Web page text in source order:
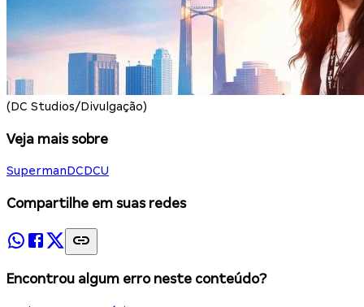
(DC Studios/Divulgação)
Veja mais sobre
SupermanDCDCU
Compartilhe em suas redes
Encontrou algum erro neste conteúdo?